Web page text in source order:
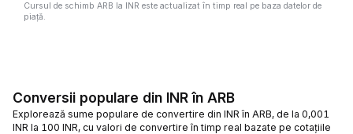
Cursul de schimb ARB la INR este actualizat în timp real pe baza datelor de
piață.
Conversii populare din INR în ARB
Explorează sume populare de convertire din INR în ARB, de la 0,001
INR la 100 INR, cu valori de convertire în timp real bazate pe cotațiile